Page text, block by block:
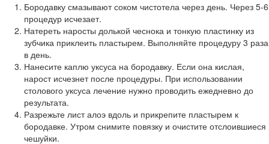
Бородавку смазывают соком чистотела через день. Через 5-6
процедур исчезает.
Натереть наросты долькой чеснока и тонкую пластинку из
зубчика приклеить пластырем. Выполняйте процедуру 3 раза
в день.
Нанесите каплю уксуса на бородавку. Если она кислая,
нарост исчезнет после процедуры. При использовании
столового уксуса лечение нужно проводить ежедневно до
результата.
Разрежьте лист алоэ вдоль и прикрепите пластырем к
бородавке. Утром снимите повязку и очистите отслоившиеся
чешуйки.